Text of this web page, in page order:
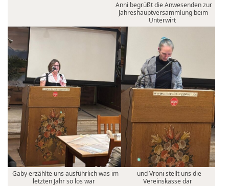
Anni begrüßt die Anwesenden zur
Jahreshauptversammlung beim
Unterwirt
Gaby erzählte uns ausführlich was im
letzten Jahr so los war
und Vroni stellt uns die
Vereinskasse dar